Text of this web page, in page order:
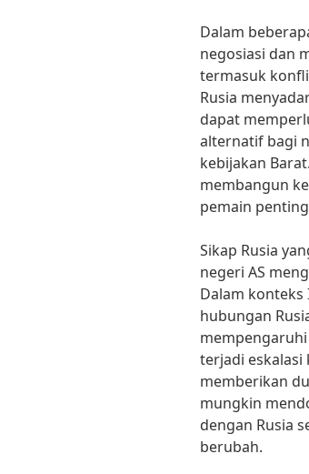
Dalam
negosiasi dan
termasuk
Rusia
dapat
alternatif bagi
kebijakan
membangun
pemain
Sikap Rusia
negeri AS
Dalam
hubungan
terjadi
memberikan
mungkin
dengan Rusia
berubah.